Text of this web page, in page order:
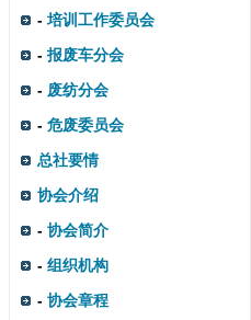
-培训工作委员会
- 报废车分会
- 废纺分会
- 危废委员会
总社要情
协会介绍
- 协会简介
- 组织机构
- 协会章程